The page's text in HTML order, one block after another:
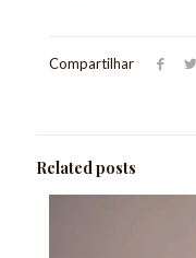
Compartilhar
Related posts